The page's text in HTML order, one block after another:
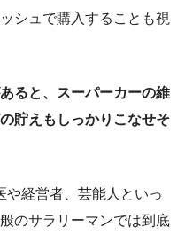
シュで購入することも視
ると、スーパーカーの維
貯えもしっかりこなせそ
や経営者、芸能人といっ
のサラリーマンでは到底